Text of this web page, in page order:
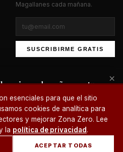
Magallanes cada mañana.
SUSCRIBIRME GRATIS
los derechos reservados.
esenciales para que el sitio
cookies de analítica para
y mejorar Zona Zero. Lee
la política de privacidad.
ACEPTAR TODAS
mejor cada mañana en tu
SUSCRIBIRME
×